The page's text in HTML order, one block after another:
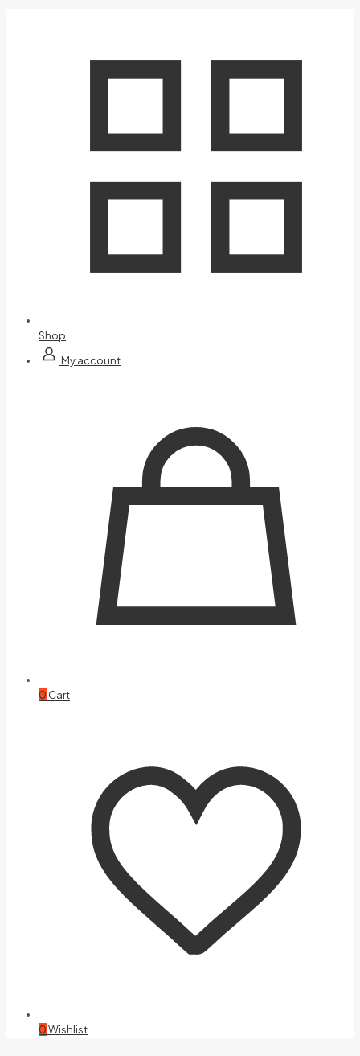
Shop
My account
0 Cart
0Wishlist